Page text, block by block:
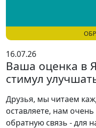
16.07.26
Ваша оценка в
стимул
Друзья, мы читаем
оставляете, нам
обратную связь - для